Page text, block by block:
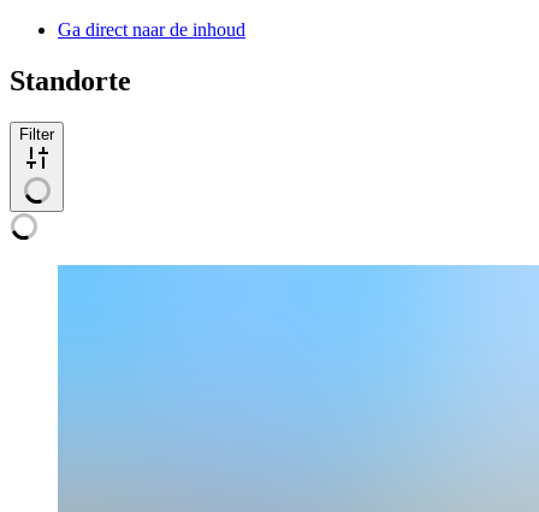
Ga direct naar de inhoud
Standorte
Filter